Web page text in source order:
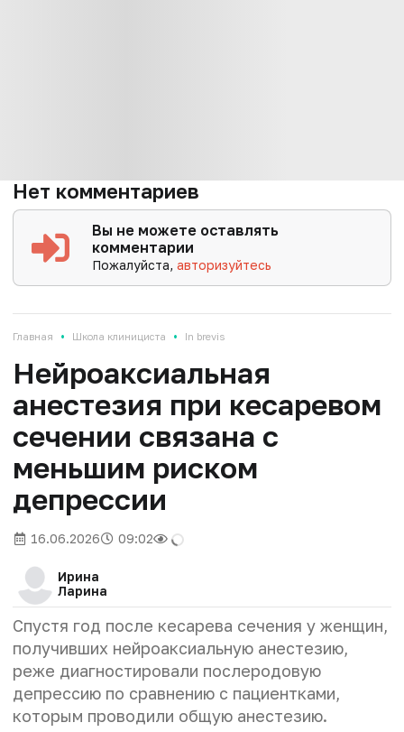
Нет комментариев
Вы не можете оставлять
комментарии
Пожалуйста,авторизуйтесь
Главная • Школа клинициста • In brevis
Нейроаксиальная
анестезия при кесаревом
сечении связана с
меньшим риском
депрессии
16.06.2026 09:02
Ирина
Ларина
Спустя год после кесарева сечения у женщин,
получивших нейроаксиальную анестезию,
реже диагностировали послеродовую
депрессию по сравнению с пациентками,
которым проводили общую анестезию.